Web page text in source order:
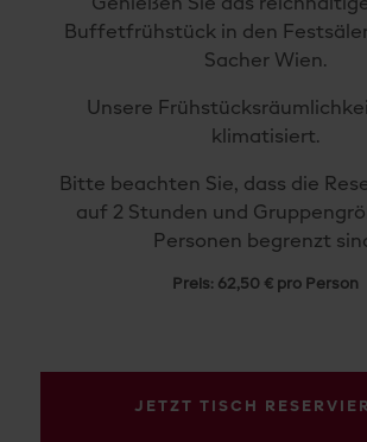
Genießen Sie das
Buffetfrühstück in den
Sacher Wien.
Unsere
klimatisiert.
Bitte beachten Sie, dass die
auf 2 Stunden und
Personen begrenzt
Preis: 62,50 € pro Person
JETZT TISCH